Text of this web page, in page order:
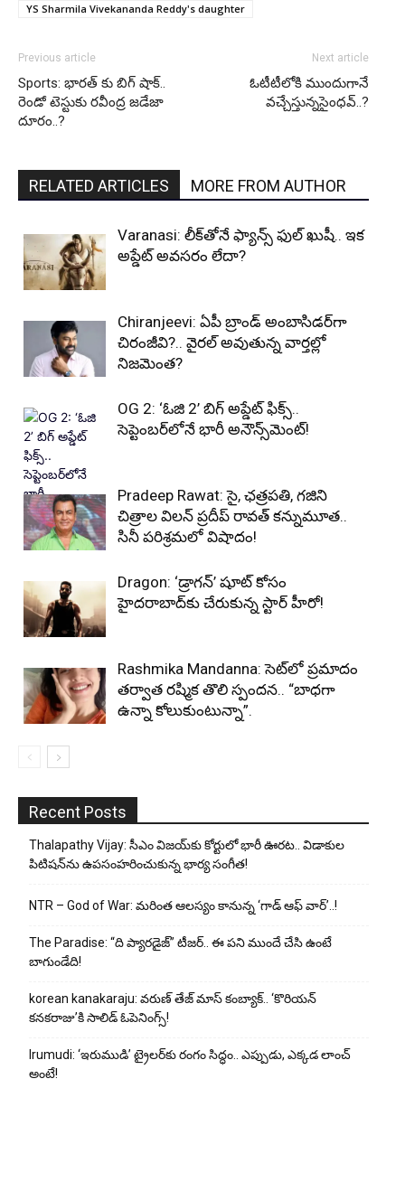
YS Sharmila Vivekananda Reddy's daughter
Previous article
Sports: భారత్‌ కు బిగ్ షాక్..
రెండో టెస్టుకు రవీంద్ర జడేజా
దూరం..?
Next article
ఓటీటీలోకి ముందుగానే
వచ్చేస్తున్నసైంధవ్..?
RELATED ARTICLES MORE FROM AUTHOR
Varanasi: లీక్‌తోనే ఫ్యాన్స్ ఫుల్ ఖుషీ.. ఇక
అప్డేట్ అవసరం లేదా?
Chiranjeevi: ఏపీ బ్రాండ్ అంబాసిడర్‌గా
చిరంజీవి?.. వైరల్ అవుతున్న వార్తల్లో
నిజమెంత?
OG 2: ‘ఓజి 2’ బిగ్ అప్డేట్ ఫిక్స్..
సెప్టెంబర్‌లోనే భారీ అనౌన్స్‌మెంట్!
Pradeep Rawat: సై, ఛత్రపతి, గజిని
చిత్రాల విలన్ ప్రదీప్ రావత్ కన్నుమూత..
సినీ పరిశ్రమలో విషాదం!
Dragon: ‘డ్రాగన్’ షూట్ కోసం
హైదరాబాద్‌కు చేరుకున్న స్టార్ హీరో!
Rashmika Mandanna: సెట్‌లో ప్రమాదం
తర్వాత రష్మిక తొలి స్పందన.. “బాధగా
ఉన్నా కోలుకుంటున్నా”.
Recent Posts
Thalapathy Vijay: సీఎం విజయ్‌కు కోర్టులో భారీ ఊరట.. విడాకుల
పిటిషన్‌ను ఉపసంహరించుకున్న భార్య సంగీత!
NTR – God of War: మరింత ఆలస్యం కానున్న ‘గాడ్ ఆఫ్ వార్’..!
The Paradise: “ది ప్యారడైజ్” టీజర్.. ఈ పని ముందే చేసి ఉంటే
బాగుండేది!
korean kanakaraju: వరుణ్ తేజ్ మాస్ కంబ్యాక్.. ‘కొరియన్
కనకరాజు’కి సాలిడ్ ఓపెనింగ్స్!
Irumudi: ‘ఇరుముడి’ ట్రైలర్‌కు రంగం సిద్ధం.. ఎప్పుడు, ఎక్కడ లాంచ్
అంటే!